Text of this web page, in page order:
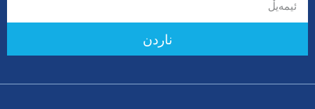
ناردن